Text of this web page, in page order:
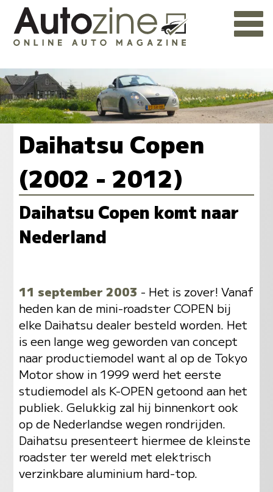
Daihatsu Copen
(2002 - 2012)
Daihatsu Copen komt naar
Nederland
11 september 2003 - Het is zover! Vanaf
heden kan de mini-roadster COPEN bij
elke Daihatsu dealer besteld worden. Het
is een lange weg geworden van concept
naar productiemodel want al op de Tokyo
Motor show in 1999 werd het eerste
studiemodel als K-OPEN getoond aan het
publiek. Gelukkig zal hij binnenkort ook
op de Nederlandse wegen rondrijden.
Daihatsu presenteert hiermee de kleinste
roadster ter wereld met elektrisch
verzinkbare aluminium hard-top.